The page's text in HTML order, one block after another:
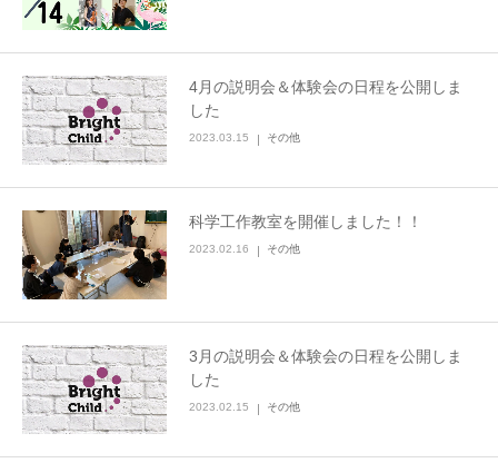
4月の説明会＆体験会の日程を公開しま
した
2023.03.15 その他
科学工作教室を開催しました！！
2023.02.16 その他
3月の説明会＆体験会の日程を公開しま
した
2023.02.15 その他